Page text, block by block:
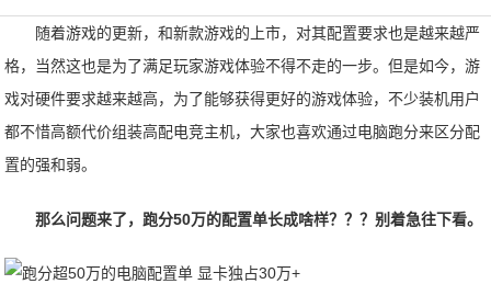
随着游戏的更新，和新款游戏的上市，对其配置要求也是越来越严
格，当然这也是为了满足玩家游戏体验不得不走的一步。但是如今，游
戏对硬件要求越来越高，为了能够获得更好的游戏体验，不少装机用户
都不惜高额代价组装高配电竞主机，大家也喜欢通过电脑跑分来区分配
置的强和弱。
那么问题来了，跑分50万的配置单长成啥样？？？别着急往下看。